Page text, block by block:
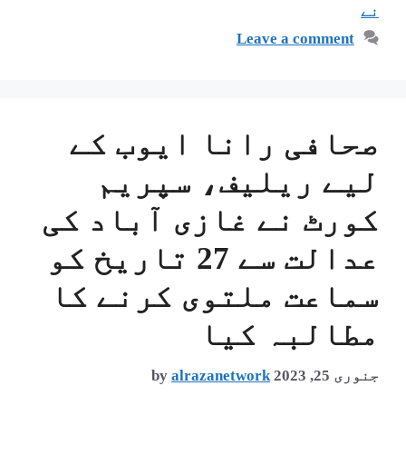
نے
Leave a comment
صحافی رانا ایوب کے
لیے ریلیف، سپریم
کورٹ نے غازی آباد کی
عدالت سے 27 تاریخ کو
سماعت ملتوی کرنے کا
مطالبہ کیا
جنوری 25, 2023 by alrazanetwork